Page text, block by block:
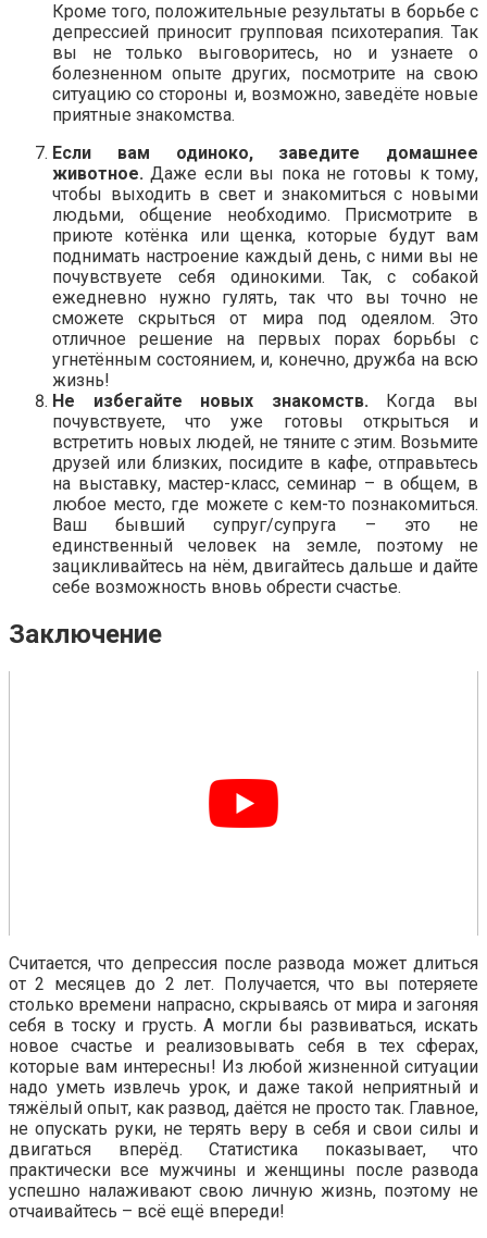
Кроме того, положительные результаты в борьбе с
депрессией приносит групповая психотерапия. Так
вы не только выговоритесь, но и узнаете о
болезненном опыте других, посмотрите на свою
ситуацию со стороны и, возможно, заведёте новые
приятные знакомства.
Если вам одиноко, заведите домашнее
животное. Даже если вы пока не готовы к тому,
чтобы выходить в свет и знакомиться с новыми
людьми, общение необходимо. Присмотрите в
приюте котёнка или щенка, которые будут вам
поднимать настроение каждый день, с ними вы не
почувствуете себя одинокими. Так, с собакой
ежедневно нужно гулять, так что вы точно не
сможете скрыться от мира под одеялом. Это
отличное решение на первых порах борьбы с
угнетённым состоянием, и, конечно, дружба на всю
жизнь!
Не избегайте новых знакомств.Когда вы
почувствуете, что уже готовы открыться и
встретить новых людей, не тяните с этим. Возьмите
друзей или близких, посидите в кафе, отправьтесь
на выставку, мастер-класс, семинар – в общем, в
любое место, где можете с кем-то познакомиться.
Ваш бывший супруг/супруга – это не
единственный человек на земле, поэтому не
зацикливайтесь на нём, двигайтесь дальше и дайте
себе возможность вновь обрести счастье.
Заключение
Считается, что депрессия после развода может длиться
от 2 месяцев до 2 лет. Получается, что вы потеряете
столько времени напрасно, скрываясь от мира и загоняя
себя в тоску и грусть. А могли бы развиваться, искать
новое счастье и реализовывать себя в тех сферах,
которые вам интересны! Из любой жизненной ситуации
надо уметь извлечь урок, и даже такой неприятный и
тяжёлый опыт, как развод, даётся не просто так. Главное,
не опускать руки, не терять веру в себя и свои силы и
двигаться вперёд. Статистика показывает, что
практически все мужчины и женщины после развода
успешно налаживают свою личную жизнь, поэтому не
отчаивайтесь – всё ещё впереди!